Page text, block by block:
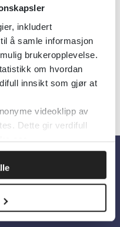
inkludert
å samle informasjon
brukeropplevelse.
om hvordan
innsikt som gjør at
videoklipp av
Dette gir verdifull
oss.